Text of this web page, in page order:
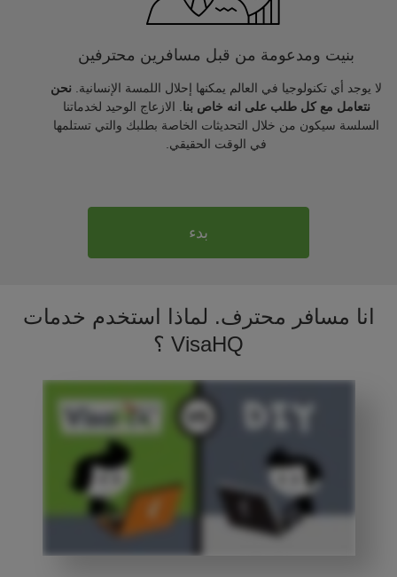
بنيت ومدعومة من قبل مسافرين محترفين
لا يوجد أي تكنولوجيا في العالم يمكنها إحلال اللمسة الإنسانية. نحن
نتعامل مع كل طلب على انه خاص بنا . الازعاج الوحيد لخدماتنا
السلسة سيكون من خلال التحديثات الخاصة بطلبك والتي تستلمها
في الوقت الحقيقي.
بدء
انا مسافر محترف. لماذا استخدم خدمات
VisaHQ ؟